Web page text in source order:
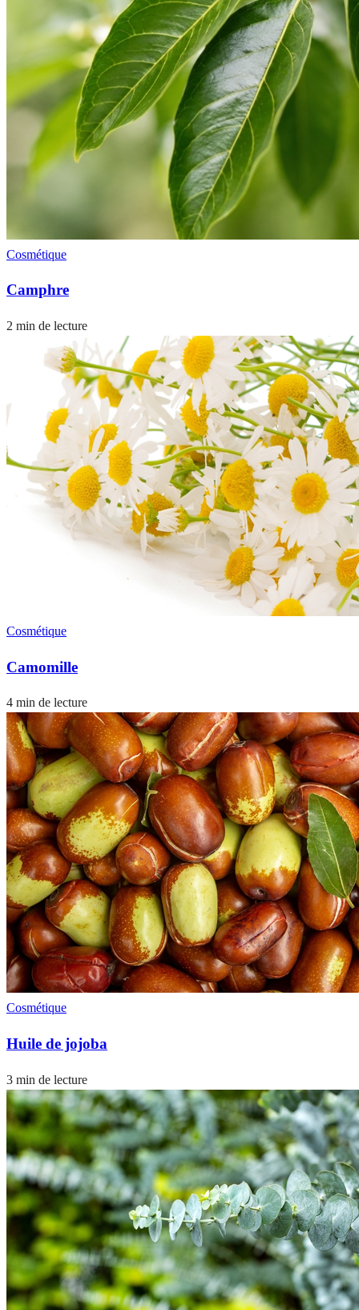
Cosmétique
Camphre
2 min de lecture
Cosmétique
Camomille
4 min de lecture
Cosmétique
Huile de jojoba
3 min de lecture